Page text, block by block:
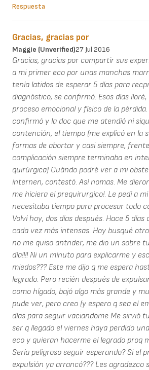
Respuesta
Gracias, gracias por
Maggie (unverified)27 Jul 2016
Gracias, gracias por compartir sus
a mi primer eco por unas manchas
tenía latidos de esperar 5 días para
diagnóstico, se confirmó. Esos días
proceso emocional y físico de la
confirmó y la doc que me atendió ni
contención, el tiempo (me explicó en la
formas de abortar y casi siempre,
complicación siempre terminaba en
quirúrgica) Cuándo podré ver a mi
internen, contestó. Así nomas. Me
me hiciera el prequirurgico!. Le pedí a
necesitaba tiempo para procesar todo
Volví hoy, dos días después. Hace 5 días
cada vez más intensas. Hoy busqué
no me quiso antnder, me dio un sobre
día!!!! Ni un minuto para explicarme y
miedos??? Este me dijo q me espera
legrado. Pero recién después de
como hígado, bajó algo más grande y
pude ver, pero creo (y espero q sea el
días para seguir vaciandome Me sirvió
ser q llegado el viernes haya perdido
eco y quieran hacerme el legrado proq
Sería peligroso seguir esperando? Si el
expulsión ya arrancó??? Les agradezco